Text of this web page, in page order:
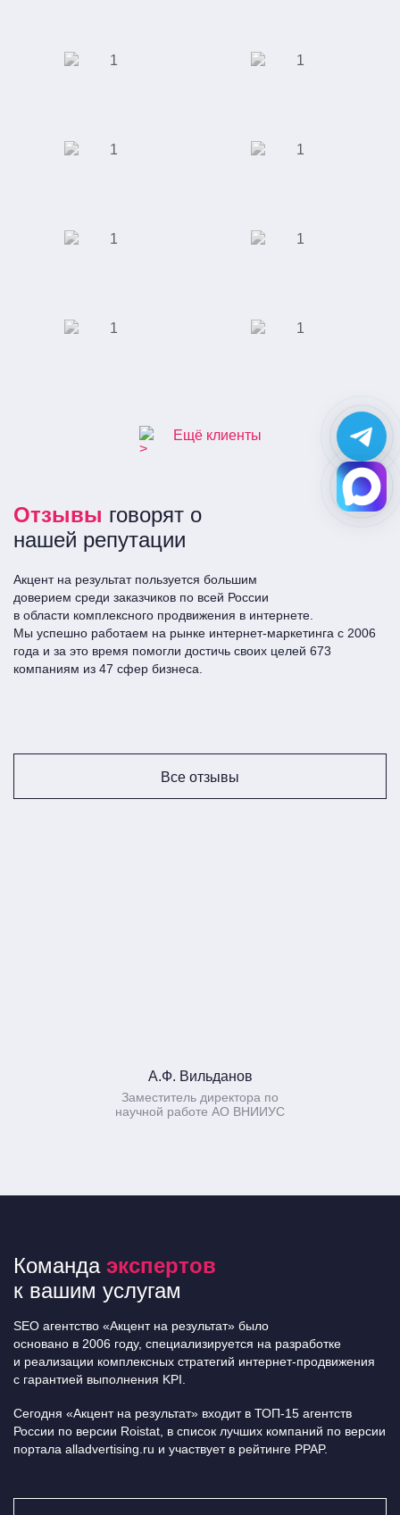
Ещё клиенты
Отзывы говорят о
нашей репутации
Акцент на результат пользуется большим
доверием среди заказчиков по всей Росcии
в области комплексного продвижения в интернете.
Мы успешно работаем на рынке интернет-маркетинга с 2006
года и за это время помогли достичь своих целей 673
компаниям из 47 сфер бизнеса.
Все отзывы
А.Ф. Вильданов
Заместитель директора по
научной работе АО ВНИИУС
Команда экспертов
к вашим услугам
SEO агентство «Акцент на результат» было
основано в 2006 году, специализируется на разработке
и реализации комплексных стратегий интернет-продвижения
с гарантией выполнения KPI.
Сегодня «Акцент на результат» входит в ТОП-15 агентств
России по версии Roistat, в список лучших компаний по версии
портала alladvertising.ru и участвует в рейтинге PPAP.